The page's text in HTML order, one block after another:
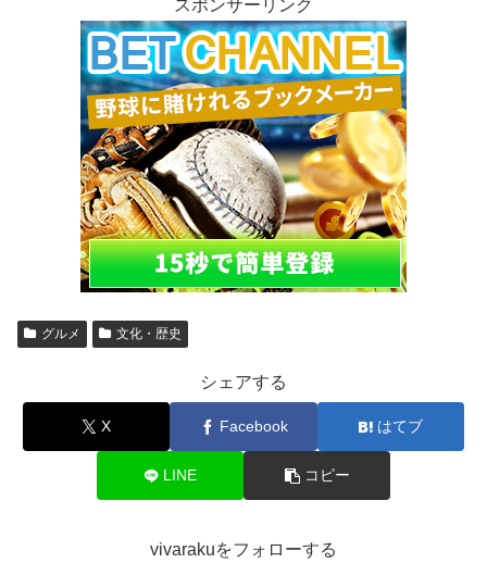
スポンサーリンク
グルメ 文化・歴史
シェアする
X Facebook はてブ
LINE コピー
vivarakuをフォローする